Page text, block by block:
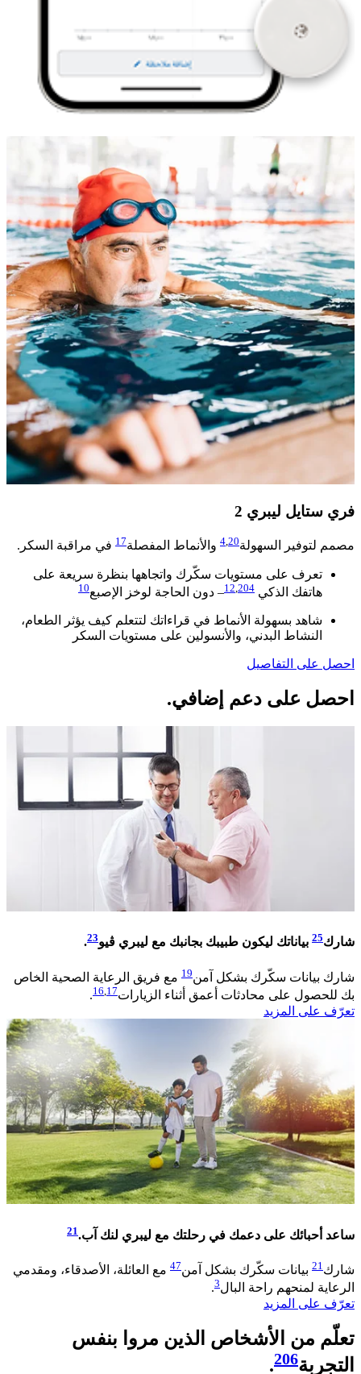
فري ستايل ليبري 2
مصمم لتوفير السهولة 4,20 والأنماط المفصلة17 في مراقبة السكر. ​
تعرف على مستويات سكّرك واتجاهها بنظرة سريعة على
هاتفك الذكي
12 204 – دون الحاجة لوخز الإصبع10
شاهد بسهولة الأنماط في قراءاتك لتتعلم كيف يؤثر الطعام،
النشاط البدني، والأنسولين على مستويات السكر ​
احصل على التفاصيل
احصل على دعم إضافي.​
شارك25 بياناتك ليكون طبيبك بجانبك مع ليبري ڤيو23
. ​
شارك بيانات سكّرك بشكل آمن19 مع فريق الرعاية الصحية الخاص
بك للحصول على محادثات أعمق أثناء الزيارات
16,17
. ​
تعرّف على المزيد
ساعد أحبائك على دعمك في رحلتك مع ليبري لنك آب.21
شارك 21 بيانات سكّرك بشكل آمن47 مع العائلة، الأصدقاء، ومقدمي
الرعاية لمنحهم راحة البال3
.
تعرّف على المزيد
تعلّم من الأشخاص الذين مروا بنفس
التجربة206
.